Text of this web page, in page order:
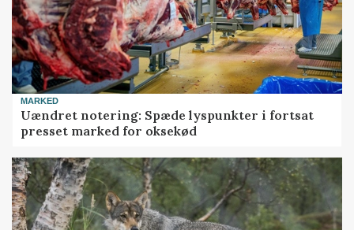
MARKED
Uændret notering: Spæde lyspunkter i fortsat
presset marked for oksekød